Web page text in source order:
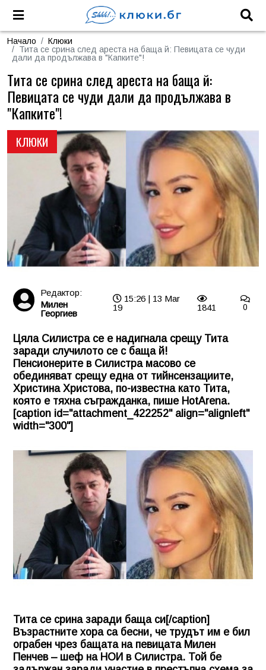
Начало
Клюки
Тита се срина след ареста на баща й: Певицата се чуди
дали да продължава в "Капките"!
КЛЮКИ
Тита се срина след ареста на баща й:
Певицата се чуди дали да продължава в
"Капките"!
Редактор:
Милен
Георгиев
15:26 | 13 Mar
19
1841 0
Цяла Силистра се е надигнала срещу Тита
заради случилото се с баща й!
Пенсионерите в Силистра масово се
обединяват срещу една от тийнсензациите,
Христина Христова, по-известна като Тита,
която е тяхна съгражданка, пише HotArena.
[caption id="attachment_422252" align="alignleft"
width="300"]
Тита се срина заради баща си[/caption]
Възрастните хора са бесни, че трудът им е бил
ограбен чрез бащата на певицата Милен
Пенчев – шеф на НОИ в Силистра. Той бе